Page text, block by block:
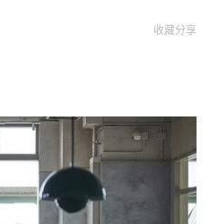
收藏分享